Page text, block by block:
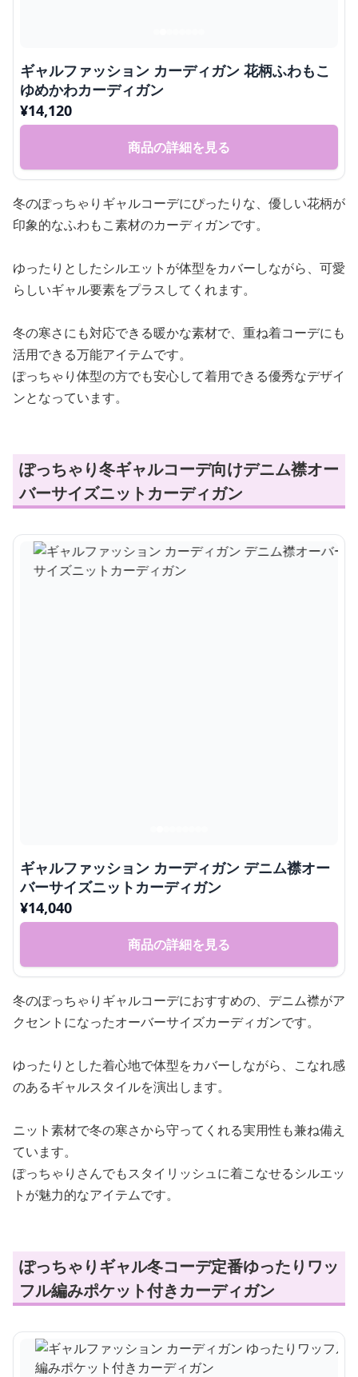
ギャルファッション カーディガン 花柄ふわもこ
ゆめかわカーディガン
¥14,120
商品の詳細を見る
冬のぽっちゃりギャルコーデにぴったりな、優しい花柄が
印象的なふわもこ素材のカーディガンです。
ゆったりとしたシルエットが体型をカバーしながら、可愛
らしいギャル要素をプラスしてくれます。
冬の寒さにも対応できる暖かな素材で、重ね着コーデにも
活用できる万能アイテムです。
ぽっちゃり体型の方でも安心して着用できる優秀なデザイ
ンとなっています。
ぽっちゃり冬ギャルコーデ向けデニム襟オー
バーサイズニットカーディガン
ギャルファッション カーディガン デニム襟オー
バーサイズニットカーディガン
¥14,040
商品の詳細を見る
冬のぽっちゃりギャルコーデにおすすめの、デニム襟がア
クセントになったオーバーサイズカーディガンです。
ゆったりとした着心地で体型をカバーしながら、こなれ感
のあるギャルスタイルを演出します。
ニット素材で冬の寒さから守ってくれる実用性も兼ね備え
ています。
ぽっちゃりさんでもスタイリッシュに着こなせるシルエッ
トが魅力的なアイテムです。
ぽっちゃりギャル冬コーデ定番ゆったりワッ
フル編みポケット付きカーディガン